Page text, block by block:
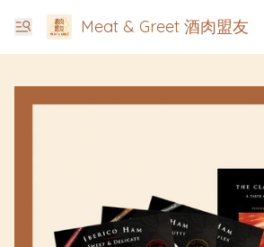
Meat & Greet 酒肉盟友